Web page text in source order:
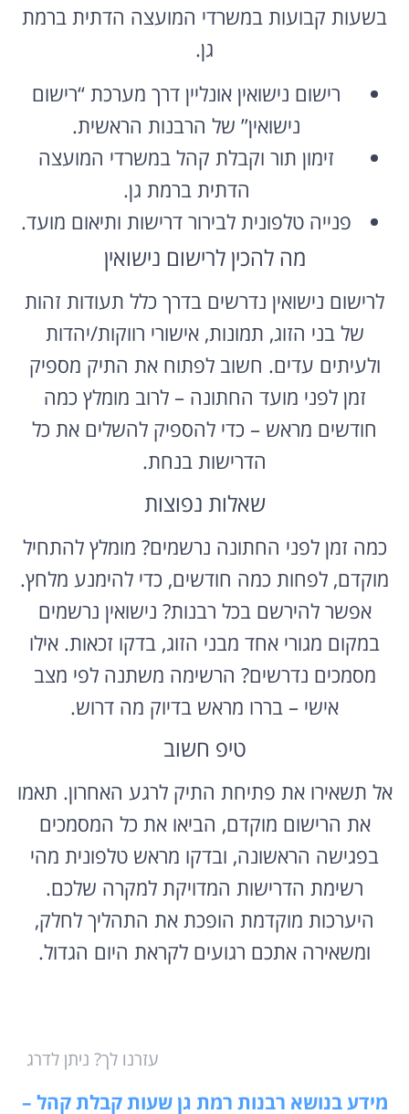
בשעות קבועות במשרדי המועצה הדתית ברמת
גן.
רישום נישואין אונליין דרך מערכת “רישום
נישואין” של הרבנות הראשית.
זימון תור וקבלת קהל במשרדי המועצה
הדתית ברמת גן.
פנייה טלפונית לבירור דרישות ותיאום מועד.
מה להכין לרישום נישואין
לרישום נישואין נדרשים בדרך כלל תעודות זהות
של בני הזוג, תמונות, אישורי רווקות/יהדות
ולעיתים עדים. חשוב לפתוח את התיק מספיק
זמן לפני מועד החתונה – לרוב מומלץ כמה
חודשים מראש – כדי להספיק להשלים את כל
הדרישות בנחת.
שאלות נפוצות
כמה זמן לפני החתונה נרשמים? מומלץ להתחיל
מוקדם, לפחות כמה חודשים, כדי להימנע מלחץ.
אפשר להירשם בכל רבנות? נישואין נרשמים
במקום מגורי אחד מבני הזוג, בדקו זכאות. אילו
מסמכים נדרשים? הרשימה משתנה לפי מצב
אישי – בררו מראש בדיוק מה דרוש.
טיפ חשוב
אל תשאירו את פתיחת התיק לרגע האחרון. תאמו
את הרישום מוקדם, הביאו את כל המסמכים
בפגישה הראשונה, ובדקו מראש טלפונית מהי
רשימת הדרישות המדויקת למקרה שלכם.
היערכות מוקדמת הופכת את התהליך לחלק,
ומשאירה אתכם רגועים לקראת היום הגדול.
עזרנו לך? ניתן לדרג
מידע בנושא רבנות רמת גן שעות קבלת קהל –